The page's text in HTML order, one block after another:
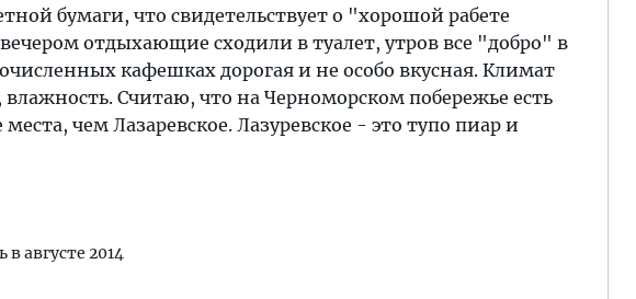
бумаги, что свидетельствует о "хорошой рабете
отдыхающие сходили в туалет, утров все "добро" в
кафешках дорогая и не особо вкусная. Климат
влажность. Считаю, что на Черноморском побережье есть
чем Лазаревское. Лазуревское - это тупо пиар и
в августе 2014